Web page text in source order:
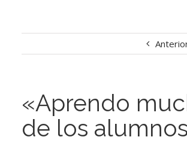
«Aprendo
de los